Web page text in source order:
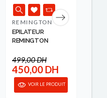
REMINGTON
EPILATEUR
REMINGTON
499,00 DH
450,00 DH
VOIR LE PRODUIT